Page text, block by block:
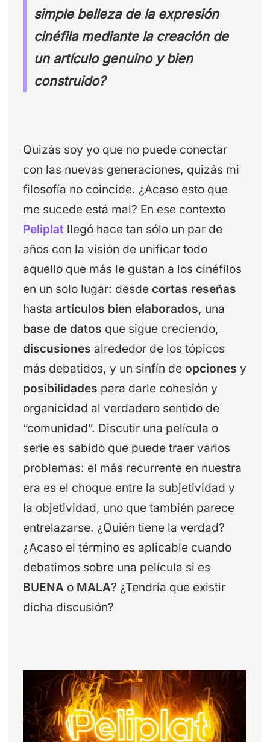
simple belleza de la expresión
cinéfila mediante la creación de
un artículo genuino y bien
construido?
Quizás soy yo que no puede conectar
con las nuevas generaciones, quizás mi
filosofía no coincide. ¿Acaso esto que
me sucede está mal? En ese contexto
Peliplat llegó hace tan sólo un par de
años con la visión de unificar todo
aquello que más le gustan a los cinéfilos
en un solo lugar: desdecortas reseñas
hastaartículos bien elaborados, una
base de datos que sigue creciendo,
discusiones alrededor de los tópicos
más debatidos, y un sinfín deopcionesy
posibilidades para darle cohesión y
organicidad al verdadero sentido de
“comunidad”. Discutir una película o
serie es sabido que puede traer varios
problemas: el más recurrente en nuestra
era es el choque entre la subjetividad y
la objetividad, uno que también parece
entrelazarse. ¿Quién tiene la verdad?
¿Acaso el término es aplicable cuando
debatimos sobre una película si es
BUENA o MALA? ¿Tendría que existir
dicha discusión?